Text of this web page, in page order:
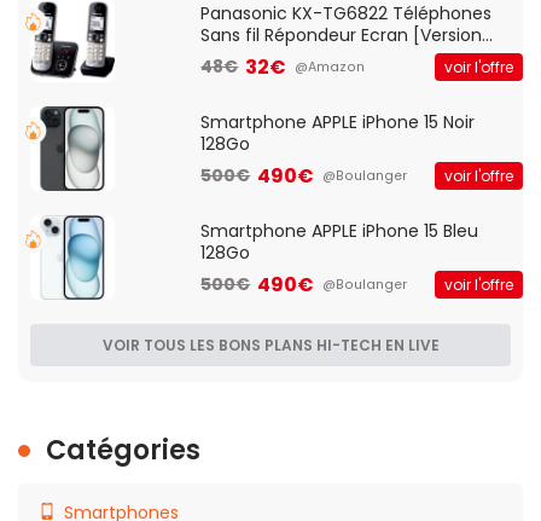
Panasonic KX-TG6822 Téléphones
Sans fil Répondeur Ecran [Version
Française]
48€ 32€ @Amazon voir l'offre
Smartphone APPLE iPhone 15 Noir
128Go
500€ 490€ @Boulanger voir l'offre
Smartphone APPLE iPhone 15 Bleu
128Go
500€ 490€ @Boulanger voir l'offre
VOIR TOUS LES BONS PLANS HI-TECH EN LIVE
Catégories
Smartphones